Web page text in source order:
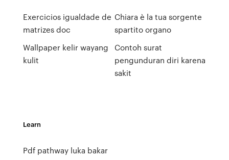
Exercicios igualdade de
matrizes doc
Wallpaper kelir wayang
kulit
Chiara è la tua sorgente
spartito organo
Contoh surat
pengunduran diri karena
sakit
Learn
Pdf pathway luka bakar